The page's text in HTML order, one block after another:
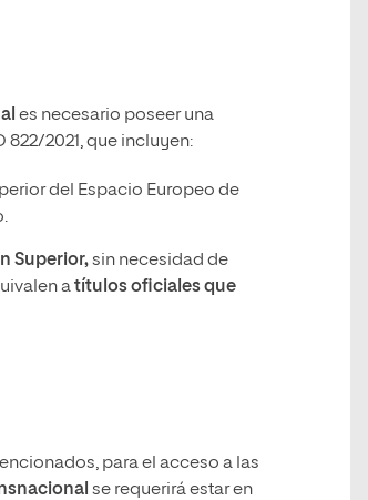
es necesario poseer una
2021, que incluyen:
del Espacio Europeo de
Superior,sin necesidad de
atítulos oficiales que
para el acceso a las
se requerirá estar en